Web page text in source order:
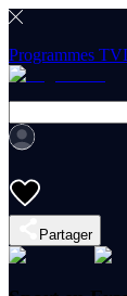
Programmes TV
Partager